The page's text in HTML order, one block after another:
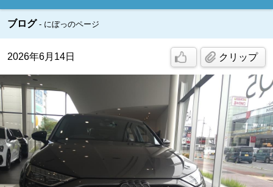
ブログ にぼっのページ
2026年6月14日 クリップ